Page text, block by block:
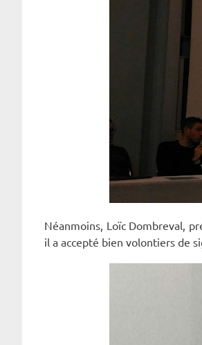
Néanmoins, Loïc Dombreval,
il a accepté bien volontiers de